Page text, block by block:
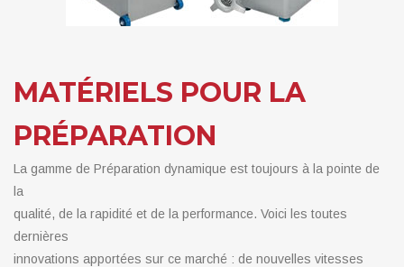
MATÉRIELS POUR LA
PRÉPARATION
La gamme de Préparation dynamique est toujours à la pointe de
la
qualité, de la rapidité et de la performance. Voici les toutes
dernières
innovations apportées sur ce marché : de nouvelles vitesses